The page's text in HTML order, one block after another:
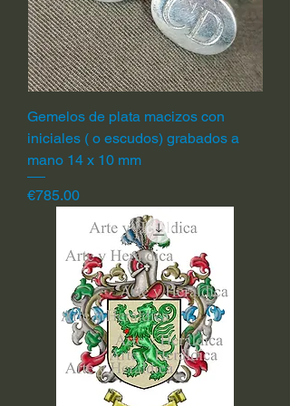
Gemelos de plata macizos con
iniciales ( o escudos) grabados a
mano 14 x 10 mm
Price
€785.00